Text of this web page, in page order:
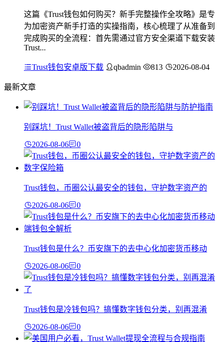
这篇《Trust钱包如何购买？新手完整操作全攻略》是专
为加密资产新手打造的实操指南，核心梳理了从准备到
完成购买的全流程：首先需通过官方安全渠道下载安装
Trust...
Trust钱包安卓版下载 qbadmin 813 2026-08-04
最新文章
别踩坑！Trust Wallet被盗背后的隐形陷阱与
2026-08-06 0
Trust钱包，币圈公认最安全的钱包，守护数字资产的
2026-08-06 0
Trust钱包是什么？币安旗下的去中心化加密货币移动
2026-08-06 0
Trust钱包是冷钱包吗？搞懂数字钱包分类，别再混淆
2026-08-06 0